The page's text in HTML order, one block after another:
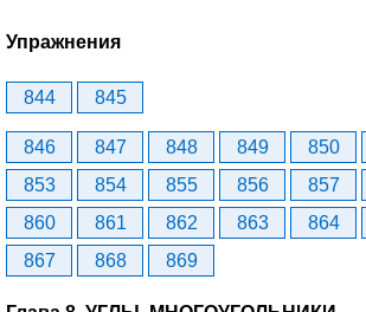
Упражнения
844 845
846 847 848 849 850
853
854 855 856 857
860
861 862 863 864
867
868 869